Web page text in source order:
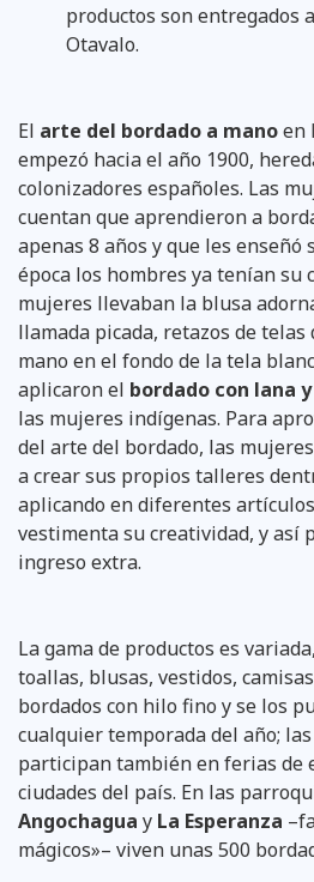
productos son entregados
Otavalo.
El arte del bordado a manoen
empezó hacia el año 1900,
colonizadores españoles. Las
cuentan que aprendieron a
apenas 8 años y que les enseñó
época los hombres ya tenían su
mujeres llevaban la blusa
llamada picada, retazos de telas
mano en el fondo de la tela
aplicaron el bordado con lana
las mujeres indígenas. Para
del arte del bordado, las
a crear sus propios talleres
aplicando en diferentes
vestimenta su creatividad, y así
ingreso extra.
La gama de productos es
toallas, blusas, vestidos,
bordados con hilo fino y se los
cualquier temporada del año;
participan también en ferias de
ciudades del país. En las
Angochagua y La Esperanza
mágicos»– viven unas 500